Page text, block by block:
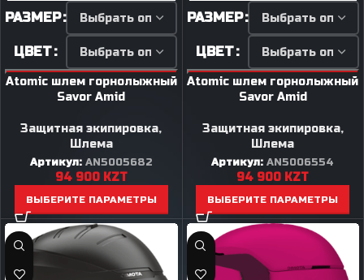
РАЗМЕР
ЦВЕТ
Atomic шлем горнолыжный
Savor Amid
Защитная экипировка,
Шлема
Артикул: AN5005682
94 900 KZT
ВЫБЕРИТЕ ПАРАМЕТРЫ
РАЗМЕР
ЦВЕТ
Atomic шлем горнолыжный
Savor Amid
Защитная экипировка,
Шлема
Артикул:AN5006554
94 900 KZT
ВЫБЕРИТЕ ПАРАМЕТРЫ